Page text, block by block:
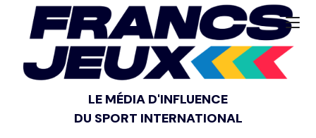
LE MÉDIA D'INFLUENCE
DU SPORT INTERNATIONAL